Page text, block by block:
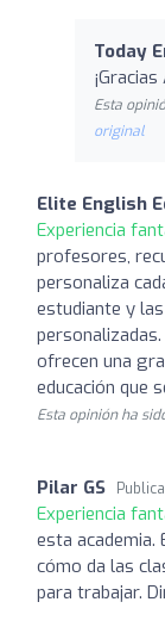
Today
Esta
original
Elite English
Experiencia
profesores,
personaliza
estudiante y
ofrecen una
educación que
Esta opinión ha
Pilar GS
Experiencia
esta academia.
cómo da las
para trabajar.